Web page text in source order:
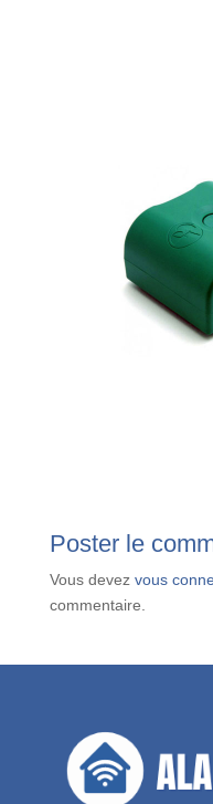
Poster le
Vous devez vous
commentaire.